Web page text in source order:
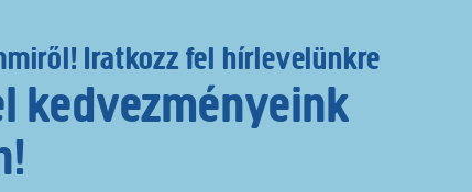
Iratkozz fel hírlevelünkre
kedvezményeink